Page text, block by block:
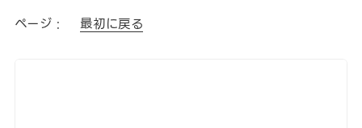
ページ : 最初に戻る